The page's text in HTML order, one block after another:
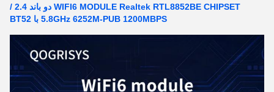
WIFI6 MODULE Realtek RTL8852BE CHIPSET دو باند 2.4 /
5.8GHz 6252M-PUB 1200MBPS با BT52